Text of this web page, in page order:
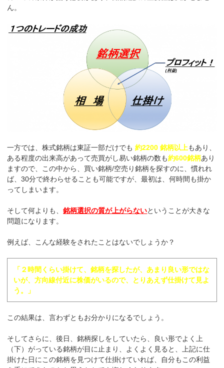
ん。
一方では、株式銘柄は東証一部だけでも約2200 銘柄以上もあり、
ある程度の出来高があって売買がし易い銘柄の数も約600銘柄あり
ますので、この中から、買い銘柄/空売り銘柄を探すのに、慣れれ
ば、30分で終わらせることも可能ですが、最初は、何時間も掛か
ってしまいます。
そして何よりも、銘柄選択の質が上がらないということが大きな
問題になります。
例えば、こんな経験をされたことはないでしょうか？
「２時間くらい掛けて、銘柄を探したが、あまり良い形ではな
いが、方向線付近に株価がいるので、とりあえず仕掛けて見よ
う。」
この結果は、言わずともお分かりになるでしょう。
そしてさらに、後日、銘柄探しをしていたら、良い形でよく上
（下）がっている銘柄が目に止まり、よくよく見ると、上記に仕
掛けた日にこの銘柄を見つけて仕掛けていれば、自分もこの利益